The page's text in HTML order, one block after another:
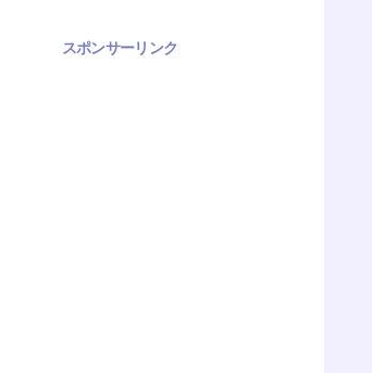
スポンサーリンク